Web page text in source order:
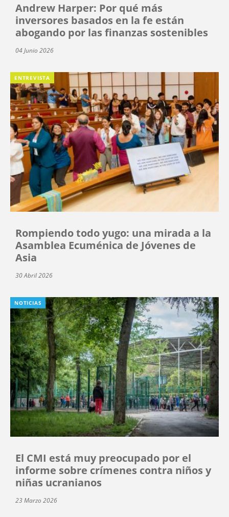
Andrew Harper: Por qué más
inversores basados en la fe están
abogando por las finanzas sostenibles
04 Junio 2026
ENTREVISTA
Rompiendo todo yugo: una mirada a la
Asamblea Ecuménica de Jóvenes de
Asia
30 Abril 2026
NOTICIAS
El CMI está muy preocupado por el
informe sobre crímenes contra niños y
niñas ucranianos
23 Marzo 2026